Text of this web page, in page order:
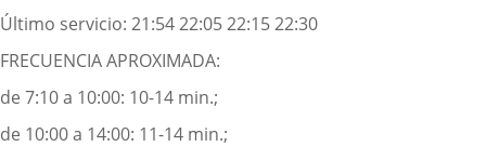
Último servicio: 21:54 22:05 22:15 22:30
FRECUENCIA APROXIMADA:
de 7:10 a 10:00: 10-14 min.;
de 10:00 a 14:00: 11-14 min.;